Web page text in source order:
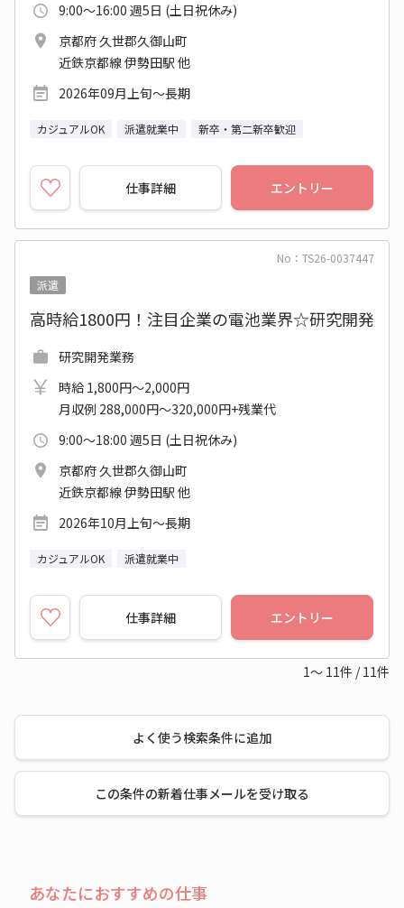
9:00～16:00 週5日 (土日祝休み)
京都府 久世郡久御山町
近鉄京都線 伊勢田駅 他
2026年09月上旬～長期
カジュアルOK 派遣就業中 新卒・第二新卒歓迎
仕事詳細 エントリー
No：TS26-0037447
派遣
高時給1800円！注目企業の電池業界☆研究開発
研究開発業務
時給 1,800円～2,000円
月収例 288,000円～320,000円+残業代
9:00～18:00 週5日 (土日祝休み)
京都府 久世郡久御山町
近鉄京都線 伊勢田駅 他
2026年10月上旬～長期
カジュアルOK 派遣就業中
仕事詳細 エントリー
1～ 11件 / 11件
よく使う検索条件に追加
この条件の新着仕事メールを受け取る
あなたにおすすめの仕事